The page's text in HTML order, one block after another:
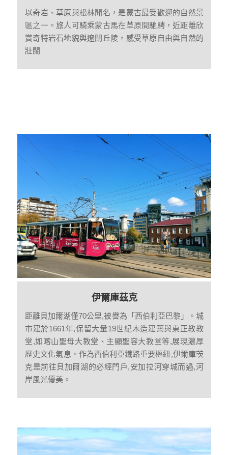
以奇岩、草原與松林聞名，是蒙古最受歡迎的自然景
區之一。旅人可騎乘蒙古馬在草原間馳騁，近距離欣
賞奇特岩石地貌與遼闊丘陵，感受草原自由與自然的
壯闊
伊爾庫茲克
距離貝加爾湖僅70公里,被譽為「西伯利亞巴黎」。城
市建於1661年,保留大量19世紀木造建築與東正教教
堂,如喀山聖母大教堂、主顯聖容大教堂等,展現濃厚
歷史文化氣息。作為西伯利亞鐵路重要樞紐,伊爾庫茨
克是前往貝加爾湖的必經門戶,安加拉河穿城而過,河
岸風光優美。